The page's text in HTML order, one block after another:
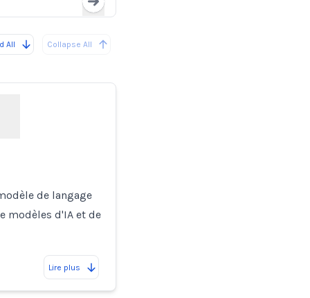
All Collapse All
de langage
modèles d'IA et de
Lire plus